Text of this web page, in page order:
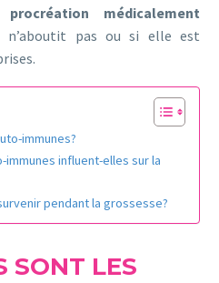
procréation médicalement
n’aboutit pas ou si elle est
immunes?
influent-elles sur la
pendant la grossesse?
SONT LES